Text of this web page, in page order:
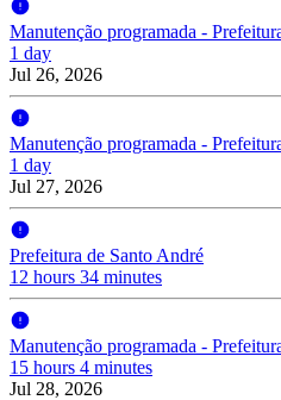
Manutenção programada -
1 day
Jul 26, 2026
Manutenção programada -
1 day
Jul 27, 2026
Prefeitura de Santo André
12 hours 34 minutes
Manutenção programada -
15 hours 4 minutes
Jul 28, 2026